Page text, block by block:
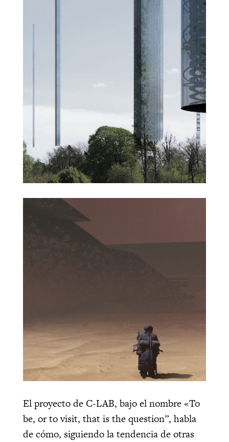
El proyecto de C-LAB, bajo el nombre «To
be, or to visit, that is the question”, habla
de cómo, siguiendo la tendencia de otras